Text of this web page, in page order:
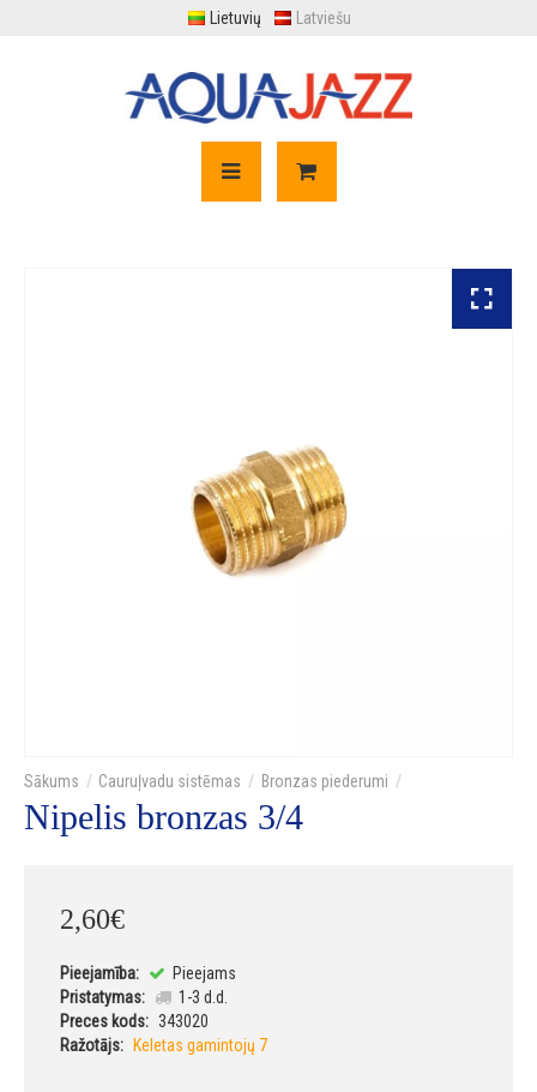
Lietuvių Latviešu
Cauruļvadu sistēmas Bronzas piederumi
Nipelis bronzas 3/4
2,60€
Pieejamība:
Pieejams
Pristatymas:
1-3 d.d.
Preces kods: 343020
Ražotājs:
Keletas gamintojų 7